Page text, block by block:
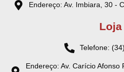
Endereço: Av. Imbiara, 30 -
Loja
Telefone:
Endereço: Av. Carício Afonso